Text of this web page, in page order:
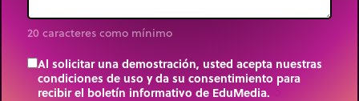
20 caracteres como mínimo
Al solicitar una demostración, usted acepta nuestras
condiciones de uso y da su consentimiento para
recibir el boletín informativo de EduMedia.